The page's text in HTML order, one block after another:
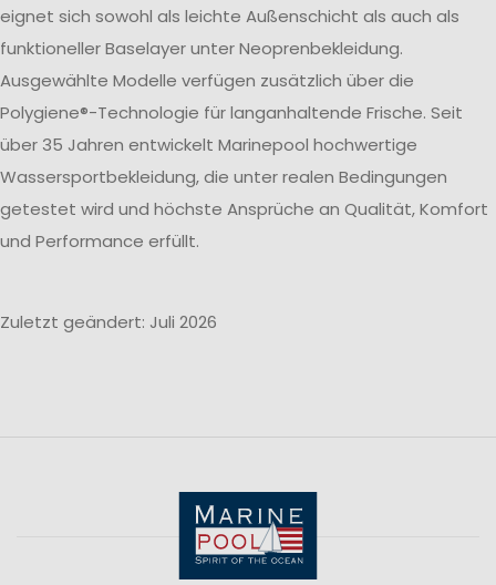
eignet sich sowohl als leichte Außenschicht als auch als
funktioneller Baselayer unter Neoprenbekleidung.
Ausgewählte Modelle verfügen zusätzlich über die
Polygiene®-Technologie für langanhaltende Frische. Seit
über 35 Jahren entwickelt Marinepool hochwertige
Wassersportbekleidung, die unter realen Bedingungen
getestet wird und höchste Ansprüche an Qualität, Komfort
und Performance erfüllt.
Zuletzt geändert: Juli 2026